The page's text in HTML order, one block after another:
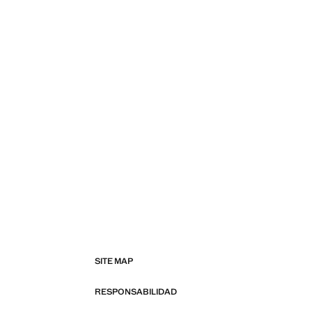
SITE MAP
RESPONSABILIDAD